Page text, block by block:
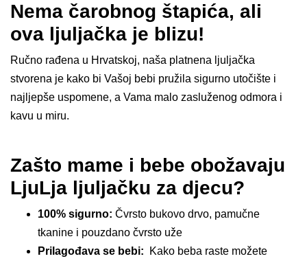
Nema čarobnog štapića, ali
ova ljuljačka je blizu!
Ručno rađena u Hrvatskoj, naša platnena ljuljačka
stvorena je kako bi Vašoj bebi pružila sigurno utočište i
najljepše uspomene, a Vama malo zasluženog odmora i
kavu u miru.
Zašto mame i bebe obožavaju
LjuLja ljuljačku za djecu?
100% sigurno: Čvrsto bukovo drvo, pamučne
tkanine i pouzdano čvrsto uže
Prilagođava se bebi: Kako beba raste možete